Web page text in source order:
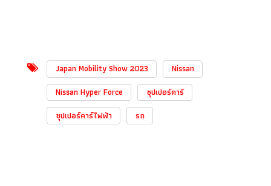
Japan Mobility Show 2023
Nissan
Nissan Hyper Force
ซุปเปอร์คาร์
ซุปเปอร์คาร์ไฟฟ้า
รถ